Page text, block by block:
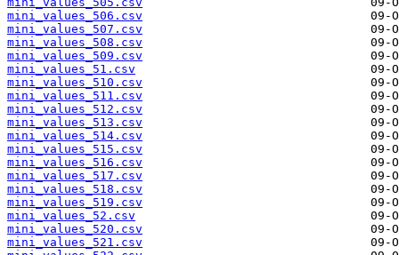
mini_values_506.csv
mini_values_507.csv
mini_values_508.csv
mini_values_509.csv
mini_values_51.csv
mini_values_510.csv
mini_values_511.csv
mini_values_512.csv
mini_values_513.csv
mini_values_514.csv
mini_values_515.csv
mini_values_516.csv
mini_values_517.csv
mini_values_518.csv
mini_values_519.csv
mini_values_52.csv
mini_values_520.csv
mini_values_521.csv